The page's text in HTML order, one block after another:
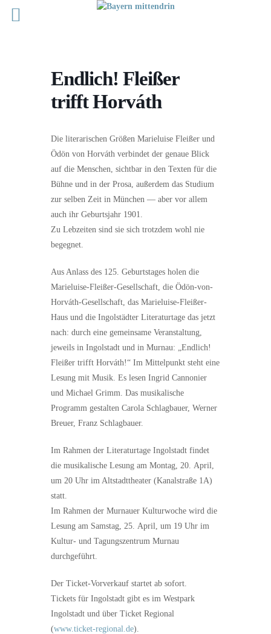
Endlich! Fleißer
trifft Horváth
Die literarischen Größen Marieluise Fleißer und
Ödön von Horváth verbindet der genaue Blick
auf die Menschen, sichtbar in den Texten für die
Bühne und in der Prosa, außerdem das Studium
zur selben Zeit in München — aber vor allem
auch ihr Geburtsjahr 1901.
Zu Lebzeiten sind sie sich trotzdem wohl nie
begegnet.
Aus Anlass des 125. Geburtstages holen die
Marieluise-Fleißer-Gesellschaft, die Ödön-von-
Horváth-Gesellschaft, das Marieluise-Fleißer-
Haus und die Ingolstädter Literaturtage das jetzt
nach: durch eine gemeinsame Veranstaltung,
jeweils in Ingolstadt und in Murnau: „Endlich!
Fleißer trifft Horváth!“ Im Mittelpunkt steht eine
Lesung mit Musik. Es lesen Ingrid Cannonier
und Michael Grimm. Das musikalische
Programm gestalten Carola Schlagbauer, Werner
Breuer, Franz Schlagbauer.
Im Rahmen der Literaturtage Ingolstadt findet
die musikalische Lesung am Montag, 20. April,
um 20 Uhr im Altstadttheater (Kanalstraße 1A)
statt.
Im Rahmen der Murnauer Kulturwoche wird die
Lesung am Samstag, 25. April, um 19 Uhr im
Kultur- und Tagungszentrum Murnau
durchgeführt.
Der Ticket-Vorverkauf startet ab sofort.
Tickets für Ingolstadt gibt es im Westpark
Ingolstadt und über Ticket Regional
(www.ticket-regional.de).